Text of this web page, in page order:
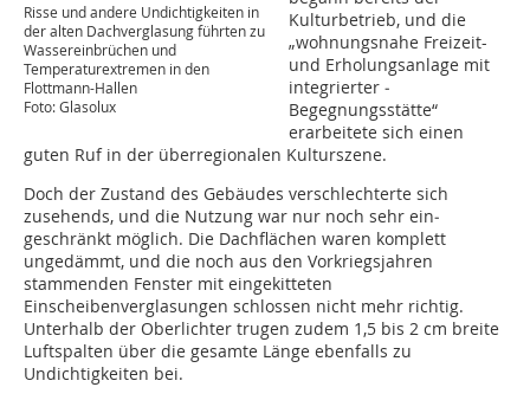
Risse und andere Undichtigkeiten in
der alten Dachverglasung führten zu
Wassereinbrüchen und
Temperaturextremen in den
Flottmann-Hallen
Foto: Glasolux
Kulturbetrieb, und die
„wohnungsnahe Freizeit-
und Erholungsanlage mit
integrierter ­
Begegnungsstätte“
erarbeitete sich einen
guten Ruf in der überregionalen Kulturszene.
Doch der Zustand des Gebäudes verschlechterte sich
zusehends, und die Nutzung war nur noch sehr ein­
geschränkt möglich. Die Dachflächen waren komplett
ungedämmt, und die noch aus den Vorkriegsjahren
stammenden Fenster mit eingekitteten
Einscheibenverglasungen schlossen nicht mehr richtig.
Unterhalb der Oberlichter trugen zudem 1,5 bis 2 cm breite
Luftspalten über die gesamte Länge ebenfalls zu
Undichtigkeiten bei.